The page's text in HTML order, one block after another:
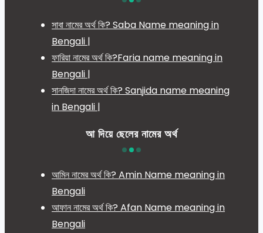
সাবা নামের অর্থ কি? Saba Name meaning in
Bengali |
ফারিয়া নামের অর্থ কি?Faria name meaning in
Bengali |
সানজিদা নামের অর্থ কি? Sanjida name meaning
in Bengali |
আ দিয়ে ছেলের নামের অর্থ
আমিন নামের অর্থ কি? Amin Name meaning in
Bengali
আফান নামের অর্থ কি? Afan Name meaning in
Bengali